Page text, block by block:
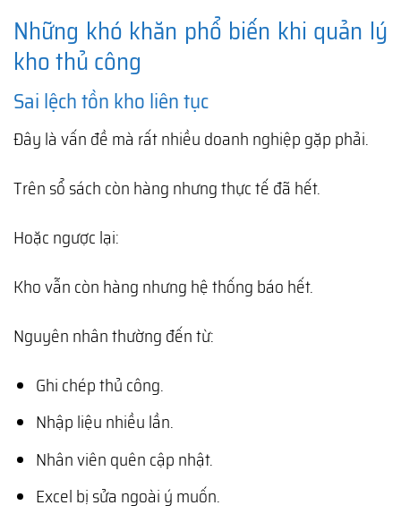
Những khó khăn phổ biến khi quản lý
kho thủ công
Sai lệch tồn kho liên tục
Đây là vấn đề mà rất nhiều doanh nghiệp gặp phải.
Trên sổ sách còn hàng nhưng thực tế đã hết.
Hoặc ngược lại:
Kho vẫn còn hàng nhưng hệ thống báo hết.
Nguyên nhân thường đến từ:
Ghi chép thủ công.
Nhập liệu nhiều lần.
Nhân viên quên cập nhật.
Excel bị sửa ngoài ý muốn.